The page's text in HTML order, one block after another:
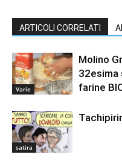
ARTICOLI CORRELATI
Varie
Molino
32esima
farine
satira